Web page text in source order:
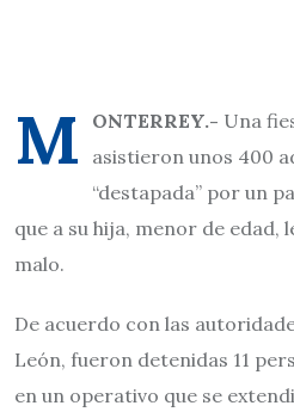
M ONTERREY.- Una
asistieron unos 400
“destapada” por un
que a su hija, menor de edad,
malo.
De acuerdo con las
León, fueron detenidas 11
en un operativo que se